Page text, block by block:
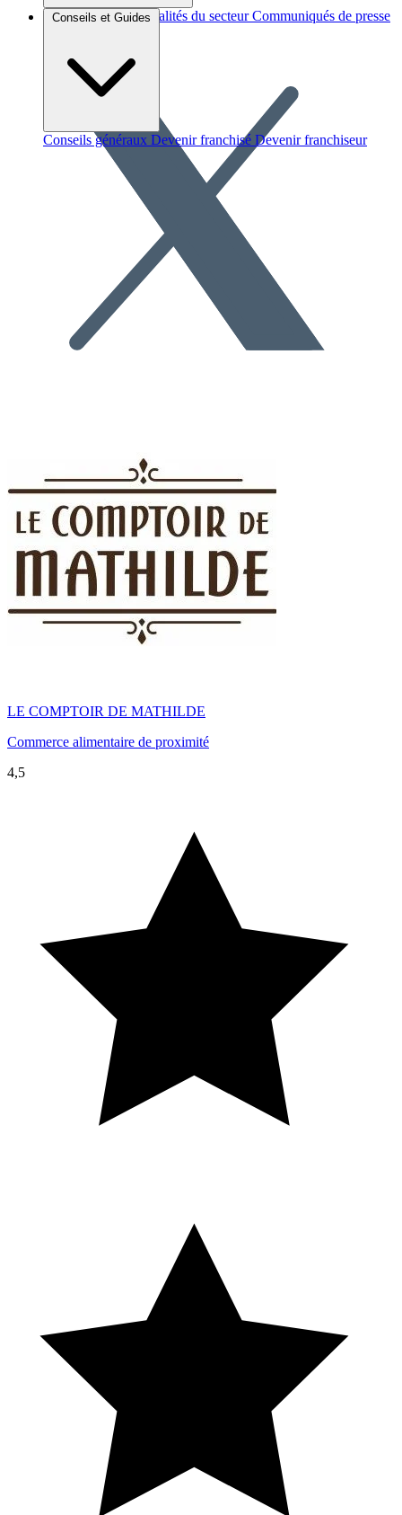
Brèves et actus Actualités du secteur Communiqués de presse
Conseils et Guides
Conseils généraux Devenir franchisé Devenir franchiseur
LE COMPTOIR DE MATHILDE
Commerce alimentaire de proximité
4,5